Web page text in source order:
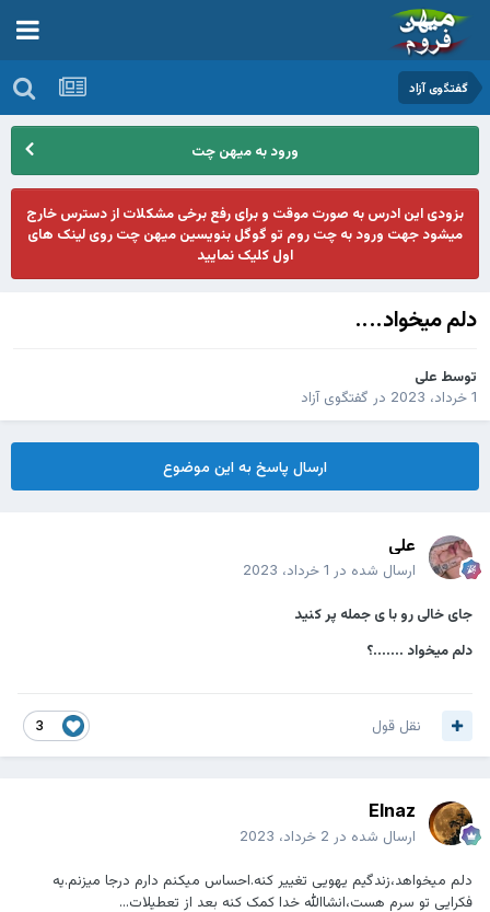
گفتگوی آزاد
ورود به میهن چت
بزودی این ادرس به صورت موقت و برای رفع برخی مشکلات از دسترس خارج
میشود جهت ورود به چت روم تو گوگل بنویسین میهن چت روی لینک های
اول کلیک نمایید
دلم میخواد....
توسط علی
در گفتگوی آزاد
ارسال پاسخ به این موضوع
علی
ارسال شده در
جای خالی رو با ی جمله پر کنید
دلم میخواد .......؟
3 نقل قول
Elnaz
ارسال شده در 2 خرداد، 2023
دلم میخواهد،زندگیم یهویی تغییر کنه.احساس میکنم دارم درجا میزنم.یه
فکرایی تو سرم هست،انشاالله خدا کمک کنه بعد از تعطیلات...